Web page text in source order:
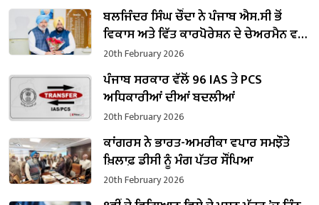
ਬਲਜਿੰਦਰ ਸਿੰਘ ਚੌਂਦਾ ਨੇ ਪੰਜਾਬ ਐਸ.ਸੀ ਭੋਂ
ਵਿਕਾਸ ਅਤੇ ਵਿੱਤ ਕਾਰਪੋਰੇਸ਼ਨ ਦੇ ਚੇਅਰਮੈਨ ਵਜੋਂ
ਸੰਭਾਲਿਆ ਕਾਰਜਭਾਰ
20th February 2026
ਪੰਜਾਬ ਸਰਕਾਰ ਵੱਲੋਂ 96 IAS ਤੇ PCS
ਅਧਿਕਾਰੀਆਂ ਦੀਆਂ ਬਦਲੀਆਂ
20th February 2026
ਕਾਂਗਰਸ ਨੇ ਭਾਰਤ-ਅਮਰੀਕਾ ਵਪਾਰ ਸਮਝੌਤੇ
ਖ਼ਿਲਾਫ਼ ਡੀਸੀ ਨੂੰ ਮੰਗ ਪੱਤਰ ਸੌਂਪਿਆ
20th February 2026